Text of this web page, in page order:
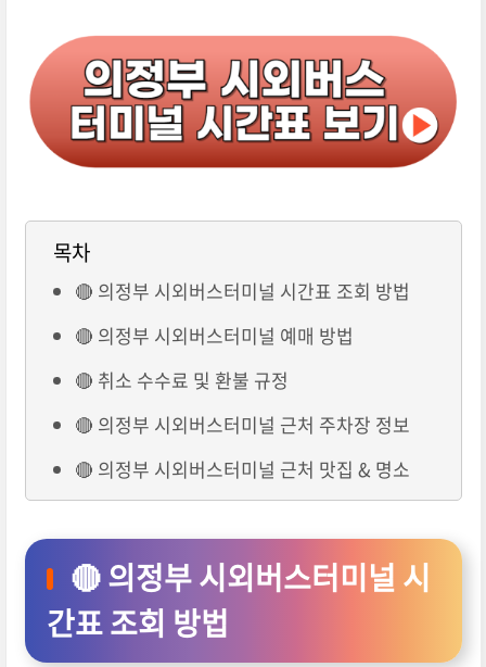
목차
🔴 의정부 시외버스터미널 시간표 조회 방법
🔴 의정부 시외버스터미널 예매 방법
🔴 취소 수수료 및 환불 규정
🔴 의정부 시외버스터미널 근처 주차장 정보
🔴 의정부 시외버스터미널 근처 맛집 & 명소
🔴 의정부 시외버스터미널 시
간표 조회 방법